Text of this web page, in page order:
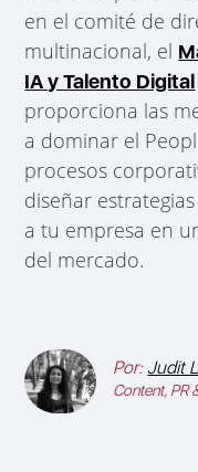
en el comité de
multinacional, el
IA y Talento Digital
proporciona las
a dominar el
procesos
diseñar
a tu empresa en
del mercado.
Por: Judit
Content, PR